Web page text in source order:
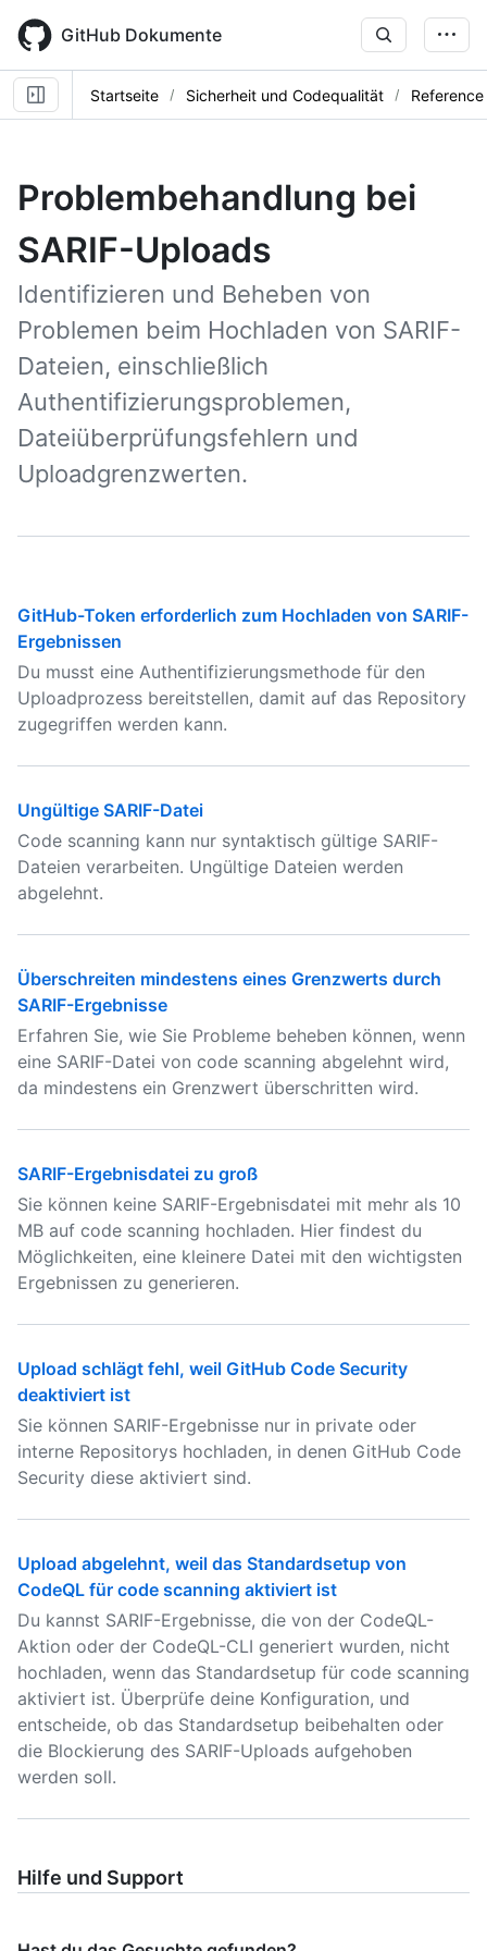
main
content
GitHub Dokumente
Startseite Sicherheit und Codequalität Reference
Problembehandlung bei
SARIF-Uploads
Identifizieren und Beheben von
Problemen beim Hochladen von SARIF-
Dateien, einschließlich
Authentifizierungsproblemen,
Dateiüberprüfungsfehlern und
Uploadgrenzwerten.
GitHub-Token erforderlich zum Hochladen von SARIF-
Ergebnissen
Du musst eine Authentifizierungsmethode für den
Uploadprozess bereitstellen, damit auf das Repository
zugegriffen werden kann.
Ungültige SARIF-Datei
Code scanning kann nur syntaktisch gültige SARIF-
Dateien verarbeiten. Ungültige Dateien werden
abgelehnt.
Überschreiten mindestens eines Grenzwerts durch
SARIF-Ergebnisse
Erfahren Sie, wie Sie Probleme beheben können, wenn
eine SARIF-Datei von code scanning abgelehnt wird,
da mindestens ein Grenzwert überschritten wird.
SARIF-Ergebnisdatei zu groß
Sie können keine SARIF-Ergebnisdatei mit mehr als 10
MB auf code scanning hochladen. Hier findest du
Möglichkeiten, eine kleinere Datei mit den wichtigsten
Ergebnissen zu generieren.
Upload schlägt fehl, weil GitHub Code Security
deaktiviert ist
Sie können SARIF-Ergebnisse nur in private oder
interne Repositorys hochladen, in denen GitHub Code
Security diese aktiviert sind.
Upload abgelehnt, weil das Standardsetup von
CodeQL für code scanning aktiviert ist
Du kannst SARIF-Ergebnisse, die von der CodeQL-
Aktion oder der CodeQL-CLI generiert wurden, nicht
hochladen, wenn das Standardsetup für code scanning
aktiviert ist. Überprüfe deine Konfiguration, und
entscheide, ob das Standardsetup beibehalten oder
die Blockierung des SARIF-Uploads aufgehoben
werden soll.
Hilfe und Support